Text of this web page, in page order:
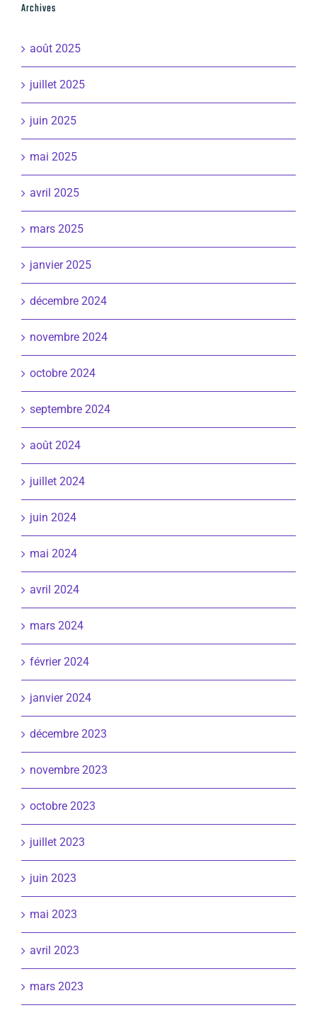
Archives
août 2025
juillet 2025
juin 2025
mai 2025
avril 2025
mars 2025
janvier 2025
décembre 2024
novembre 2024
octobre 2024
septembre 2024
août 2024
juillet 2024
juin 2024
mai 2024
avril 2024
mars 2024
février 2024
janvier 2024
décembre 2023
novembre 2023
octobre 2023
juillet 2023
juin 2023
mai 2023
avril 2023
mars 2023